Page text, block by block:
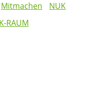
Mitmachen
NUK
RAUM